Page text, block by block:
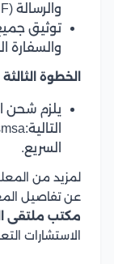
والرسالة (PDF).
توثيق
والسفارة
الخطوة
يلزم شحن
السريع.
لمزيد من
عن تفاصيل
مكتب ملتقى
الاستشارات